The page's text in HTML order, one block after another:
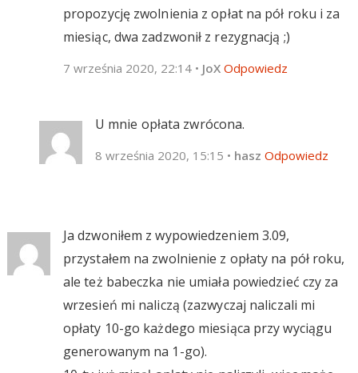
propozycję zwolnienia z opłat na pół roku i za
miesiąc, dwa zadzwonił z rezygnacją ;)
7 września 2020, 22:14 • JoX Odpowiedz
U mnie opłata zwrócona.
8 września 2020, 15:15 • hasz Odpowiedz
Ja dzwoniłem z wypowiedzeniem 3.09,
przystałem na zwolnienie z opłaty na pół roku,
ale też babeczka nie umiała powiedzieć czy za
wrzesień mi naliczą (zazwyczaj naliczali mi
opłaty 10-go każdego miesiąca przy wyciągu
generowanym na 1-go).